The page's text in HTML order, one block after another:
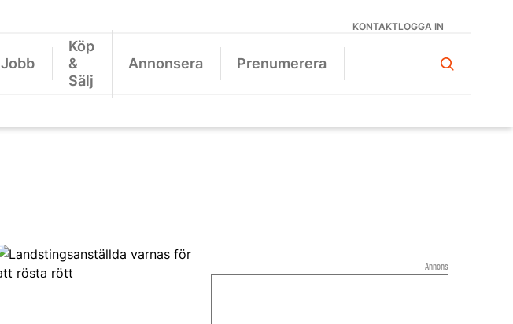
KONTAKTLOGGA IN
Jobb
Köp
&
Sälj
Annonsera Prenumerera
Annons